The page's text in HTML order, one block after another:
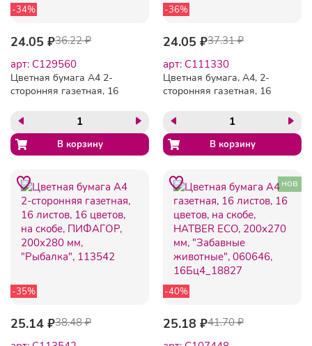
-34%
24.05 ₽36.22 ₽
арт: C129560
Цветная бумага А4 2-
сторонняя газетная, 16
ПИФАГОР, 200х280 мм,
"Праздник", 129560
-36%
24.05 ₽37.31 ₽
арт: C111330
Цветная бумага, А4, 2-
сторонняя газетная, 16
ПИФАГОР, 200х280 мм,
"Мишутка", 111330
-35%
25.14 ₽38.48 ₽
-40%
нов
25.18 ₽41.70 ₽